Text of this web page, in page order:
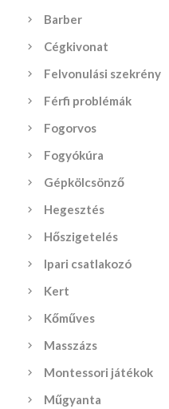
Barber
Cégkivonat
Felvonulási szekrény
Férfi problémák
Fogorvos
Fogyókúra
Gépkölcsönző
Hegesztés
Hőszigetelés
Ipari csatlakozó
Kert
Kőműves
Masszázs
Montessori játékok
Műgyanta